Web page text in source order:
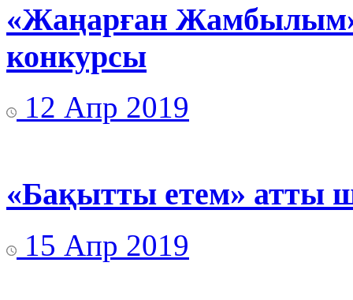
«Жаңарған
конкурсы
12 Апр 2019
«Бақытты етем» атты
15 Апр 2019